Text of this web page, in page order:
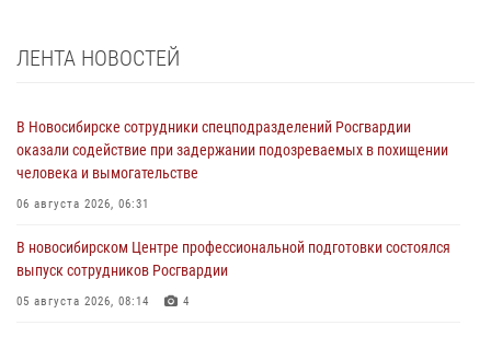
ЛЕНТА НОВОСТЕЙ
В Новосибирске сотрудники спецподразделений Росгвардии
оказали содействие при задержании подозреваемых в похищении
человека и вымогательстве
06 августа 2026, 06:31
В новосибирском Центре профессиональной подготовки состоялся
выпуск сотрудников Росгвардии
05 августа 2026, 08:14 4